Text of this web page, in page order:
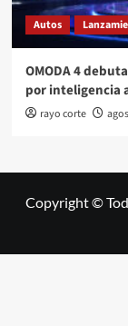
Autos
OMODA 4
por inteligencia
rayo corte
Copyright ©